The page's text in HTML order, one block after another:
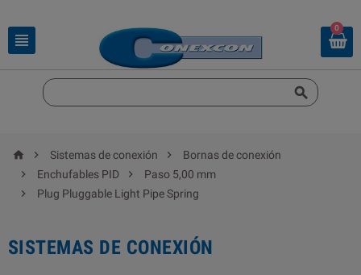

0

  Sistemas de conexión 
Bornas de conexión

Enchufables PID 
Paso 5,00 mm

Plug Pluggable Light Pipe Spring
SISTEMAS DE CONEXIÓN